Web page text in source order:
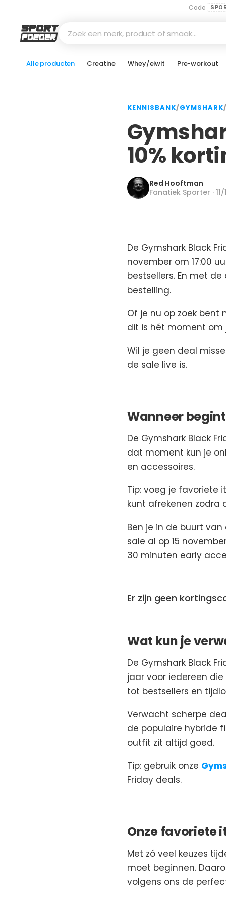
Code
Zoek een merk, product of smaak…
Alle producten Creatine Whey/eiwit Pre-workout
KENNISBANK/GYMSHARK
10%
Red Hooftman
Fanatiek Sporter ·
De Gymshark Black
november om 17:00
bestsellers. En met de
bestelling.
Of je nu op zoek bent
dit is hét moment om
Wil je geen deal
de sale live is.
Wanneer
De Gymshark Black
dat moment kun je
en accessoires.
Tip: voeg je favoriete
kunt afrekenen zodra
Ben je in de buurt
sale al op 15
30 minuten early
Er zijn geen
Wat kun je
De Gymshark Black
jaar voor iedereen
tot bestsellers en
Verwacht scherpe
de populaire hybride
outfit zit altijd goed.
Tip: gebruik onze
Friday deals.
Onze favoriete
Met zó veel keuzes
moet beginnen.
volgens ons de